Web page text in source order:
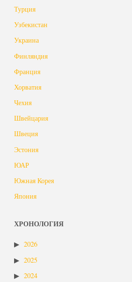
Турция
Узбекистан
Украина
Финляндия
Франция
Хорватия
Чехия
Швейцария
Швеция
Эстония
ЮАР
Южная Корея
Япония
ХРОНОЛОГИЯ
2026
2025
2024